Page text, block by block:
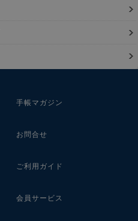
手帳マガジン
お問合せ
ご利用ガイド
会員サービス